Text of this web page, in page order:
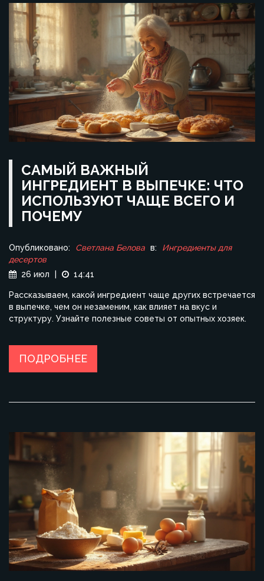
САМЫЙ ВАЖНЫЙ
ИНГРЕДИЕНТ В ВЫПЕЧКЕ: ЧТО
ИСПОЛЬЗУЮТ ЧАЩЕ ВСЕГО И
ПОЧЕМУ
Опубликовано: Светлана Белова в:
Ингредиенты для
десертов
26 июл
14:41
Рассказываем, какой ингредиент чаще других встречается
в выпечке, чем он незаменим, как влияет на вкус и
структуру. Узнайте полезные советы от опытных хозяек.
ПОДРОБНЕЕ